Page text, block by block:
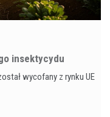
insektycydu
wycofany z rynku UE